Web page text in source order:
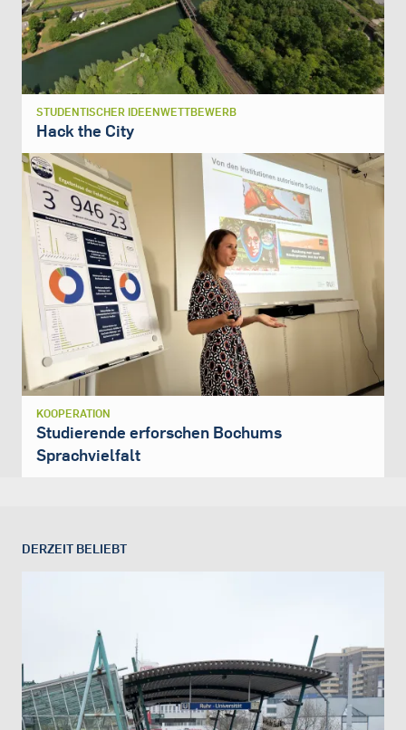
STUDENTISCHER IDEENWETTBEWERB
Hack the City
KOOPERATION
Studierende erforschen Bochums
Sprachvielfalt
DERZEIT BELIEBT